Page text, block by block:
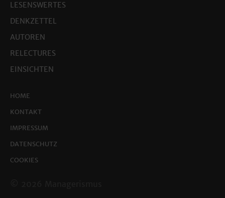
LESENSWERTES
DENKZETTEL
AUTOREN
RELECTURES
EINSICHTEN
HOME
KONTAKT
IMPRESSUM
DATENSCHUTZ
COOKIES